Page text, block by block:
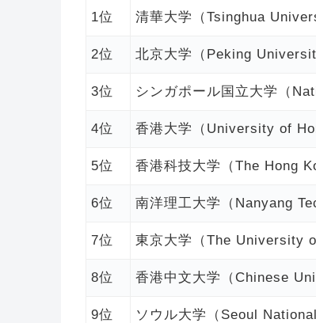
1位 清華大学（Tsinghua
2位 北京大学（Peking
3位 シンガポール国立大学（
4位 香港大学（University of
5位 香港科技大学（The Hong
6位 南洋理工大学（Nanyang
7位 東京大学（The University
8位 香港中文大学（Chinese
9位 ソウル大学（Seoul